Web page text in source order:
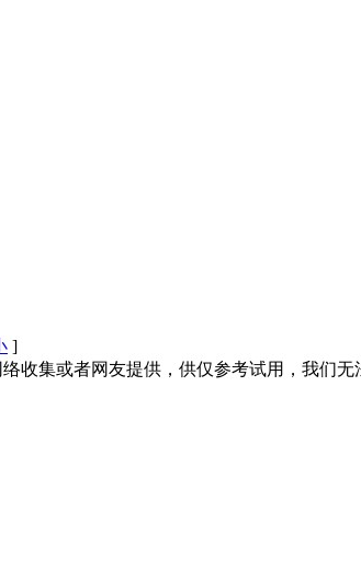
]
收集或者网友提供，供仅参考试用，我们